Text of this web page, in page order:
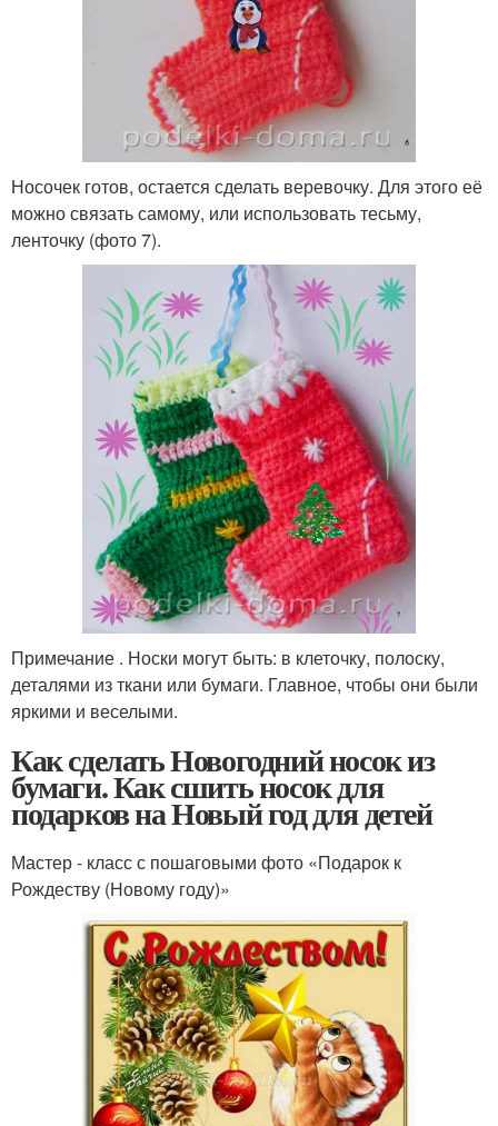
Носочек готов, остается сделать веревочку. Для этого её
можно связать самому, или использовать тесьму,
ленточку (фото 7).
Примечание . Носки могут быть: в клеточку, полоску,
деталями из ткани или бумаги. Главное, чтобы они были
яркими и веселыми.
Как сделать Новогодний носок из
бумаги. Как сшить носок для
подарков на Новый год для детей
Мастер - класс с пошаговыми фото «Подарок к
Рождеству (Новому году)»